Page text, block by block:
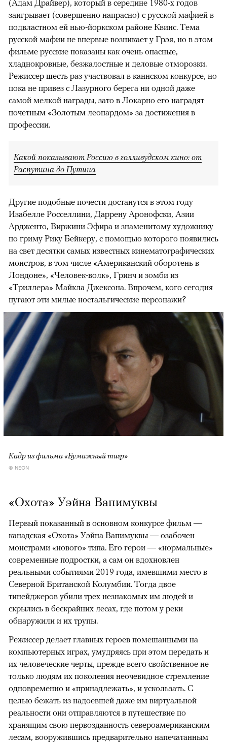
(Адам Драйвер), который в середине 1980-х годов
заигрывает (совершенно напрасно) с русской мафией в
подвластном ей нью-йоркском районе Квинс. Тема
русской мафии не впервые возникает у Грэя, но в этом
фильме русские показаны как очень опасные,
хладнокровные, безжалостные и деловые отморозки.
Режиссер шесть раз участвовал в каннском конкурсе, но
пока не привез с Лазурного берега ни одной даже
самой мелкой награды, зато в Локарно его наградят
почетным «Золотым леопардом» за достижения в
профессии.
Какой показывают Россию в голливудском кино: от
Распутина до Путина
Другие подобные почести достанутся в этом году
Изабелле Росселлини, Даррену Аронофски, Азии
Ардженто, Виржини Эфира и знаменитому художнику
по гриму Рику Бейкеру, с помощью которого появились
на свет десятки самых известных кинематографических
монстров, в том числе «Американский оборотень в
Лондоне», «Человек-волк», Гринч и зомби из
«Триллера» Майкла Джексона. Впрочем, кого сегодня
пугают эти милые ностальгические персонажи?
Кадр из фильма «Бумажный тигр»
© NEON
«Охота» Уэйна Вапимуквы
Первый показанный в основном конкурсе фильм —
канадская «Охота» Уэйна Вапимуквы — озабочен
монстрами «нового» типа. Его герои — «нормальные»
современные подростки, а сам он вдохновлен
реальными событиями 2019 года, имевшими место в
Северной Британской Колумбии. Тогда двое
тинейджеров убили трех незнакомых им людей и
скрылись в бескрайних лесах, где потом у реки
обнаружили и их трупы.
Режиссер делает главных героев помешанными на
компьютерных играх, умудряясь при этом передать и
их человеческие черты, прежде всего свойственное не
только людям их поколения неочевидное стремление
одновременно и «принадлежать», и ускользать. С
целью бежать из надоевшей даже им виртуальной
реальности они отправляются в путешествие по
хранящим свою первозданность североамериканским
лесам, вооружившись предварительно напечатанным